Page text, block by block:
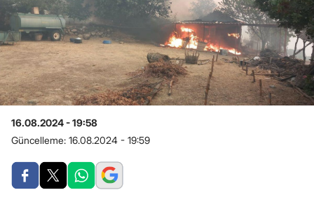
16.08.2024 - 19:58
Güncelleme: 16.08.2024 - 19:59